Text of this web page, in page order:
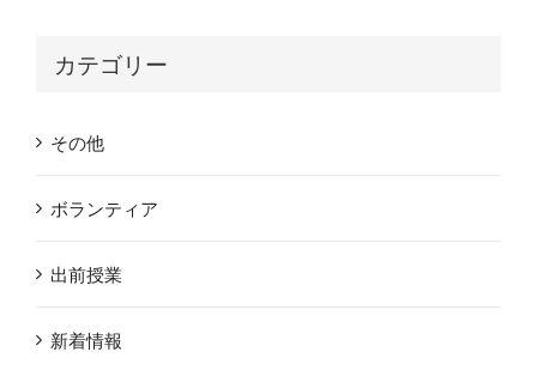
カテゴリー
その他
ボランティア
出前授業
新着情報